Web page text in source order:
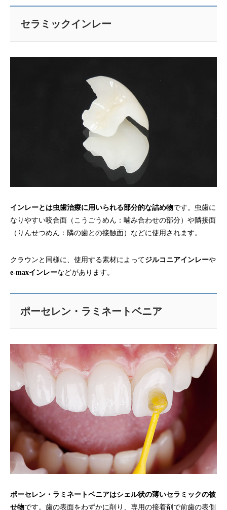
セラミックインレー
インレーとは虫歯治療に用いられる部分的な詰め物です。虫歯に
なりやすい咬合面（こうごうめん：噛み合わせの部分）や隣接面
（りんせつめん：隣の歯との接触面）などに使用されます。
クラウンと同様に、使用する素材によってジルコニアインレーや
e-maxインレーなどがあります。
ポーセレン・ラミネートベニア
ポーセレン・ラミネートベニアはシェル状の薄いセラミックの被
せ物です。歯の表面をわずかに削り、専用の接着剤で前歯の表側